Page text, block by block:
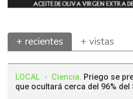
+ recientes + vistas
LOCAL - Ciencia. Priego se
que ocultará cerca del 96%